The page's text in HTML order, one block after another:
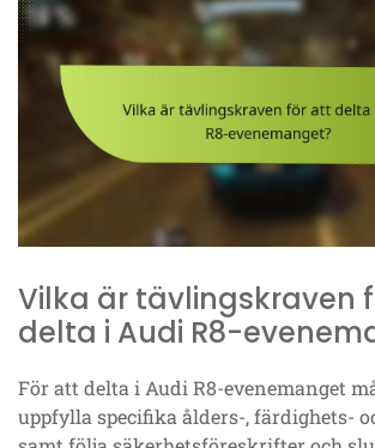
Vilka är tävlingskraven
delta i Audi R8-
För att delta i Audi R8-evenemanget
uppfylla specifika ålders-, färdighets-